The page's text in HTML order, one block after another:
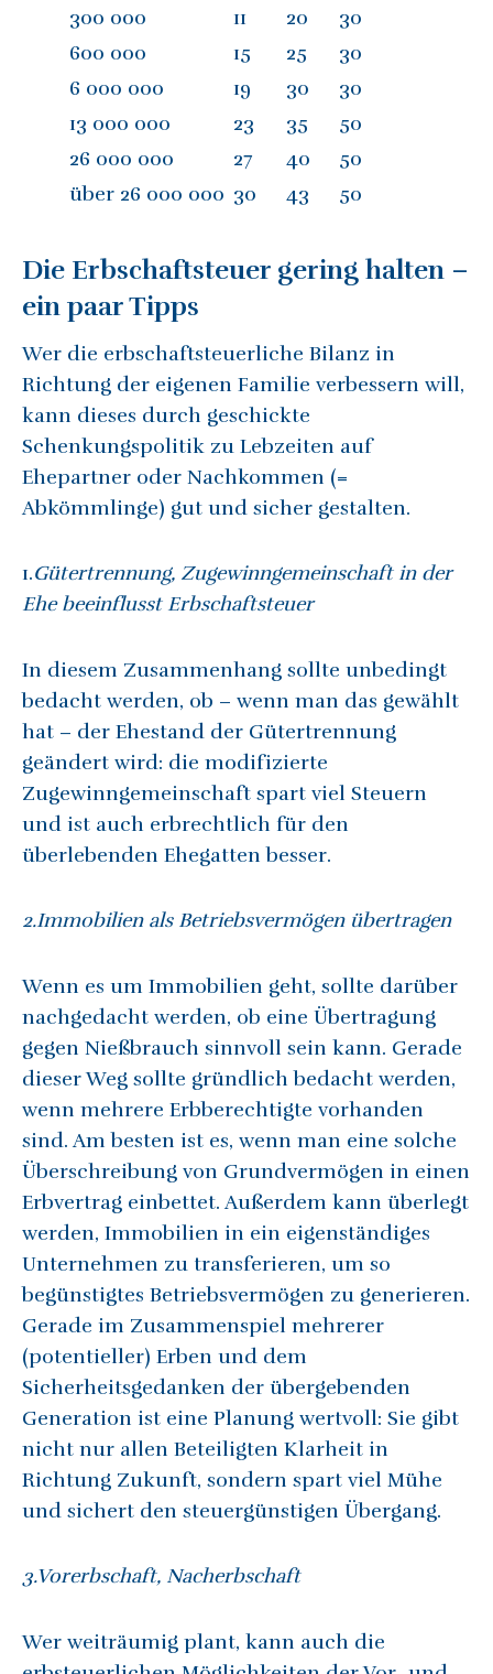
300 000
11 20
30
600 000
15 25
30
6 000 000
19 30
30
13 000 000
23 35
50
26 000 000
27 40
50
über 26 000 000 30 43 50
Die Erbschaftsteuer gering halten –
ein paar Tipps
Wer die erbschaftsteuerliche Bilanz in
Richtung der eigenen Familie verbessern will,
kann dieses durch geschickte
Schenkungspolitik zu Lebzeiten auf
Ehepartner oder Nachkommen (=
Abkömmlinge) gut und sicher gestalten.
1.Gütertrennung, Zugewinngemeinschaft in der
Ehe beeinflusst Erbschaftsteuer
In diesem Zusammenhang sollte unbedingt
bedacht werden, ob – wenn man das gewählt
hat – der Ehestand der Gütertrennung
geändert wird: die modifizierte
Zugewinngemeinschaft spart viel Steuern
und ist auch erbrechtlich für den
überlebenden Ehegatten besser.
2.Immobilien als Betriebsvermögen übertragen
Wenn es um Immobilien geht, sollte darüber
nachgedacht werden, ob eine Übertragung
gegen Nießbrauch sinnvoll sein kann. Gerade
dieser Weg sollte gründlich bedacht werden,
wenn mehrere Erbberechtigte vorhanden
sind. Am besten ist es, wenn man eine solche
Überschreibung von Grundvermögen in einen
Erbvertrag einbettet. Außerdem kann überlegt
werden, Immobilien in ein eigenständiges
Unternehmen zu transferieren, um so
begünstigtes Betriebsvermögen zu generieren.
Gerade im Zusammenspiel mehrerer
(potentieller) Erben und dem
Sicherheitsgedanken der übergebenden
Generation ist eine Planung wertvoll: Sie gibt
nicht nur allen Beteiligten Klarheit in
Richtung Zukunft, sondern spart viel Mühe
und sichert den steuergünstigen Übergang.
3.Vorerbschaft, Nacherbschaft
Wer weiträumig plant, kann auch die